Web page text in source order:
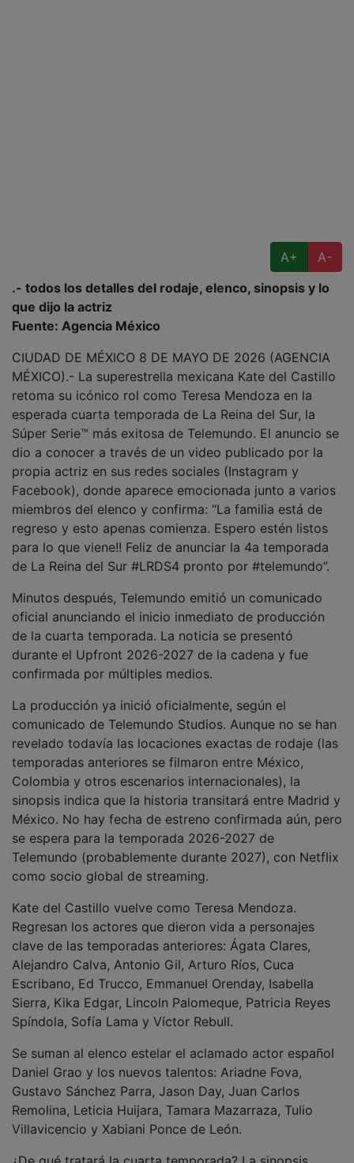
A+
A-
.- todos los detalles del rodaje, elenco, sinopsis y lo
que dijo la actriz
Fuente: Agencia México
CIUDAD DE MÉXICO 8 DE MAYO DE 2026 (AGENCIA
MÉXICO).- La superestrella mexicana Kate del Castillo
retoma su icónico rol como Teresa Mendoza en la
esperada cuarta temporada de La Reina del Sur, la
Súper Serie™ más exitosa de Telemundo. El anuncio se
dio a conocer a través de un video publicado por la
propia actriz en sus redes sociales (Instagram y
Facebook), donde aparece emocionada junto a varios
miembros del elenco y confirma: “La familia está de
regreso y esto apenas comienza. Espero estén listos
para lo que viene!! Feliz de anunciar la 4a temporada
de La Reina del Sur #LRDS4 pronto por #telemundo”.
Minutos después, Telemundo emitió un comunicado
oficial anunciando el inicio inmediato de producción
de la cuarta temporada. La noticia se presentó
durante el Upfront 2026-2027 de la cadena y fue
confirmada por múltiples medios.
La producción ya inició oficialmente, según el
comunicado de Telemundo Studios. Aunque no se han
revelado todavía las locaciones exactas de rodaje (las
temporadas anteriores se filmaron entre México,
Colombia y otros escenarios internacionales), la
sinopsis indica que la historia transitará entre Madrid y
México. No hay fecha de estreno confirmada aún, pero
se espera para la temporada 2026-2027 de
Telemundo (probablemente durante 2027), con Netflix
como socio global de streaming.
Kate del Castillo vuelve como Teresa Mendoza.
Regresan los actores que dieron vida a personajes
clave de las temporadas anteriores: Ágata Clares,
Alejandro Calva, Antonio Gil, Arturo Ríos, Cuca
Escribano, Ed Trucco, Emmanuel Orenday, Isabella
Sierra, Kika Edgar, Lincoln Palomeque, Patricia Reyes
Spíndola, Sofía Lama y Víctor Rebull.
Se suman al elenco estelar el aclamado actor español
Daniel Grao y los nuevos talentos: Ariadne Fova,
Gustavo Sánchez Parra, Jason Day, Juan Carlos
Remolina, Leticia Huijara, Tamara Mazarraza, Tulio
Villavicencio y Xabiani Ponce de León.